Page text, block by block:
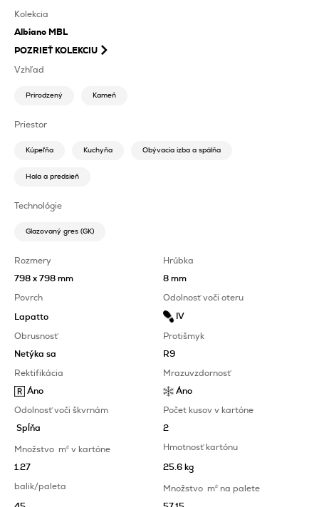
Kolekcia
Albiano MBL
POZRIEŤ KOLEKCIU
Vzhľad
Prirodzený Kameň
Priestor
Kúpeľňa Kuchyňa Obývacia izba a spálňa
Hala a predsieň
Technológie
Glazovaný gres (GK)
Rozmery
798 x 798 mm
Hrúbka
8 mm
Povrch
Lapatto
Odolnosť voči oteru
IV
Obrusnosť
Netýka sa
Protišmyk
R9
Rektifikácia
Áno
Mrazuvzdornosť
Áno
Odolnosť voči škvrnám
Spĺňa
Počet kusov v kartóne
2
Množstvo m2 v kartóne
1.27
Hmotnosť kartónu
25.6 kg
balik/paleta Množstvom2 na palete